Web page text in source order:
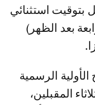
بتوقيت استثنائي
بعد الظهر)
الرسمية
المقبلين،